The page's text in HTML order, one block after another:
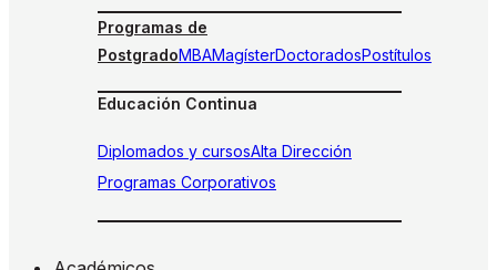
Programas de
PostgradoMBAMagísterDoctoradosPostítulos
Educación Continua
Diplomados y cursosAlta Dirección
Programas Corporativos